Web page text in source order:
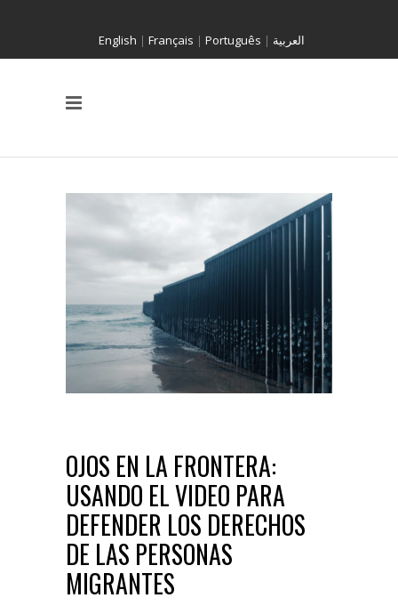
English | Français | Português | العربية
OJOS EN LA FRONTERA:
USANDO EL VIDEO PARA
DEFENDER LOS DERECHOS
DE LAS PERSONAS
MIGRANTES